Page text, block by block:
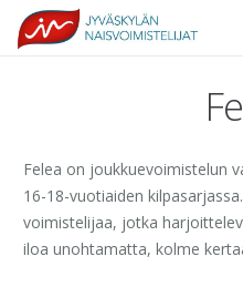
Kilpaurheilu
Tapahtumat
Felea on joukkuevoimistelun
16-18-vuotiaiden
voimistelijaa, jotka
iloa unohtamatta, kolme